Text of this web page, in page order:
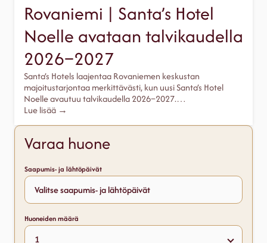
Rovaniemi | Santa’s Hotel
Noelle avataan talvikaudella
2026–2027
Santa’s Hotels laajentaa Rovaniemen keskustan
majoitustarjontaa merkittävästi, kun uusi Santa’s Hotel
Noelle avautuu talvikaudella 2026–2027.…
Lue lisää →
Varaa huone
Saapumis- ja lähtöpäivät
Huoneiden määrä